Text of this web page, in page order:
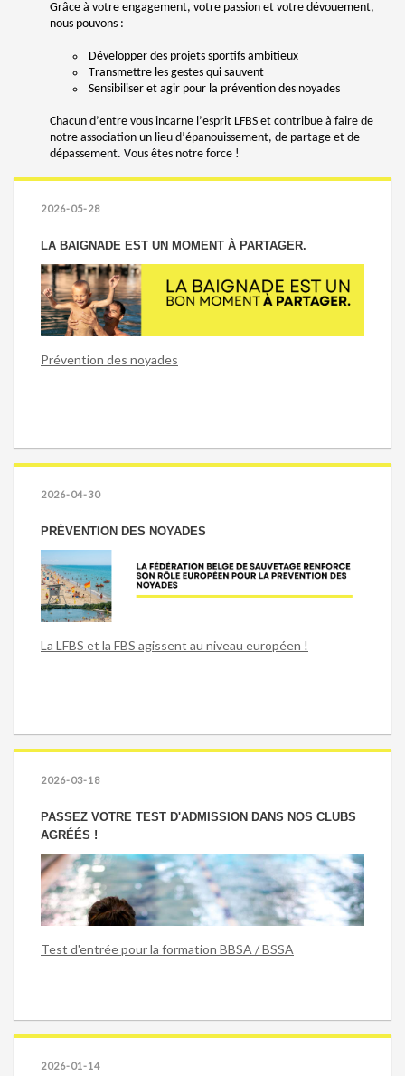
Grâce à votre engagement, votre passion et votre dévouement,
nous pouvons :
Développer des projets sportifs ambitieux
Transmettre les gestes qui sauvent
Sensibiliser et agir pour la prévention des noyades
Chacun d’entre vous incarne l’esprit LFBS et contribue à faire de
notre association un lieu d’épanouissement, de partage et de
dépassement. Vous êtes notre force !
2026-05-28
LA BAIGNADE EST UN MOMENT À PARTAGER.
Prévention des noyades
2026-04-30
PRÉVENTION DES NOYADES
La LFBS et la FBS agissent au niveau européen !
2026-03-18
PASSEZ VOTRE TEST D'ADMISSION DANS NOS CLUBS
AGRÉÉS !
Test d'entrée pour la formation BBSA / BSSA
2026-01-14